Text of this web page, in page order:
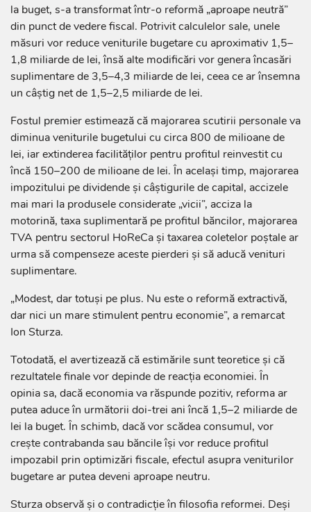
la buget, s-a transformat într-o reformă „aproape neutră”
din punct de vedere fiscal. Potrivit calculelor sale, unele
măsuri vor reduce veniturile bugetare cu aproximativ 1,5–
1,8 miliarde de lei, însă alte modificări vor genera încasări
suplimentare de 3,5–4,3 miliarde de lei, ceea ce ar însemna
un câștig net de 1,5–2,5 miliarde de lei.
Fostul premier estimează că majorarea scutirii personale va
diminua veniturile bugetului cu circa 800 de milioane de
lei, iar extinderea facilităților pentru profitul reinvestit cu
încă 150–200 de milioane de lei. În același timp, majorarea
impozitului pe dividende și câștigurile de capital, accizele
mai mari la produsele considerate „vicii”, acciza la
motorină, taxa suplimentară pe profitul băncilor, majorarea
TVA pentru sectorul HoReCa și taxarea coletelor poștale ar
urma să compenseze aceste pierderi și să aducă venituri
suplimentare.
„Modest, dar totuși pe plus. Nu este o reformă extractivă,
dar nici un mare stimulent pentru economie”, a remarcat
Ion Sturza.
Totodată, el avertizează că estimările sunt teoretice și că
rezultatele finale vor depinde de reacția economiei. În
opinia sa, dacă economia va răspunde pozitiv, reforma ar
putea aduce în următorii doi-trei ani încă 1,5–2 miliarde de
lei la buget. În schimb, dacă vor scădea consumul, vor
crește contrabanda sau băncile își vor reduce profitul
impozabil prin optimizări fiscale, efectul asupra veniturilor
bugetare ar putea deveni aproape neutru.
Sturza observă și o contradicție în filosofia reformei. Deși